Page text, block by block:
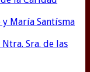
y María Santísma
Sra. de las